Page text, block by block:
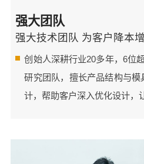
强大团队
强大技术团队 为客户降本
创始人深耕行业20多年，6位
研究团队，擅长产品结构与
计，帮助客户深入优化设计，